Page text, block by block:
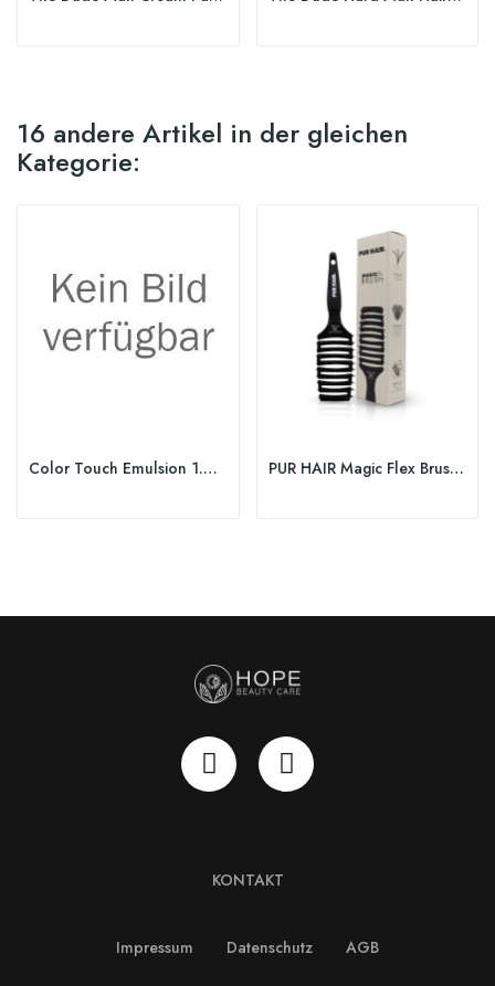
16 andere Artikel in der gleichen
Kategorie:
Color Touch Emulsion 1.9 % PUR HAIR Magic Flex Brush 3D
KONTAKT
Impressum Datenschutz AGB